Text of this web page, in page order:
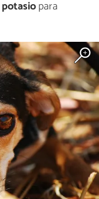
potasiopara